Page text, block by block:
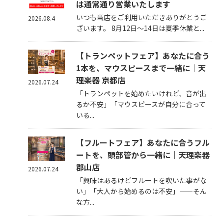
は通常通り営業いたします
いつも当店をご利用いただきありがとうご
ざいます。 8月12日～14日は夏季休業と...
2026.08.4
【トランペットフェア】あなたに合う
1本を、マウスピースまで一緒に｜天
理楽器 京都店
「トランペットを始めたいけれど、音が出
るか不安」「マウスピースが自分に合って
いる...
2026.07.24
【フルートフェア】あなたに合うフル
ートを、頭部管から一緒に｜天理楽器
郡山店
「興味はあるけどフルートを吹いた事がな
い」「大人から始めるのは不安」——そん
な方...
2026.07.24